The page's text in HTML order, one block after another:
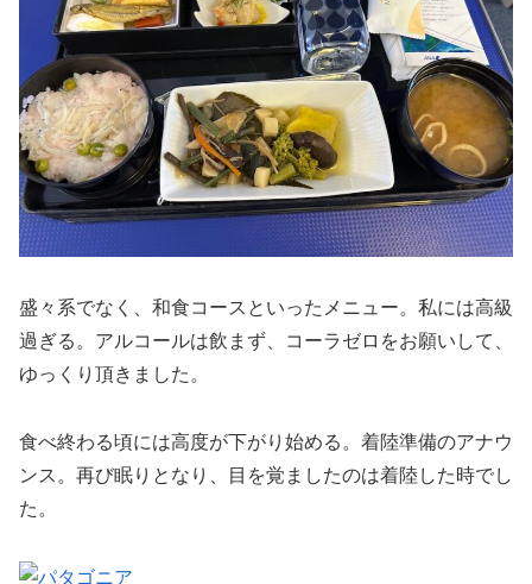
盛々系でなく、和食コースといったメニュー。私には高級
過ぎる。アルコールは飲まず、コーラゼロをお願いして、
ゆっくり頂きました。
食べ終わる頃には高度が下がり始める。着陸準備のアナウ
ンス。再び眠りとなり、目を覚ましたのは着陸した時でし
た。